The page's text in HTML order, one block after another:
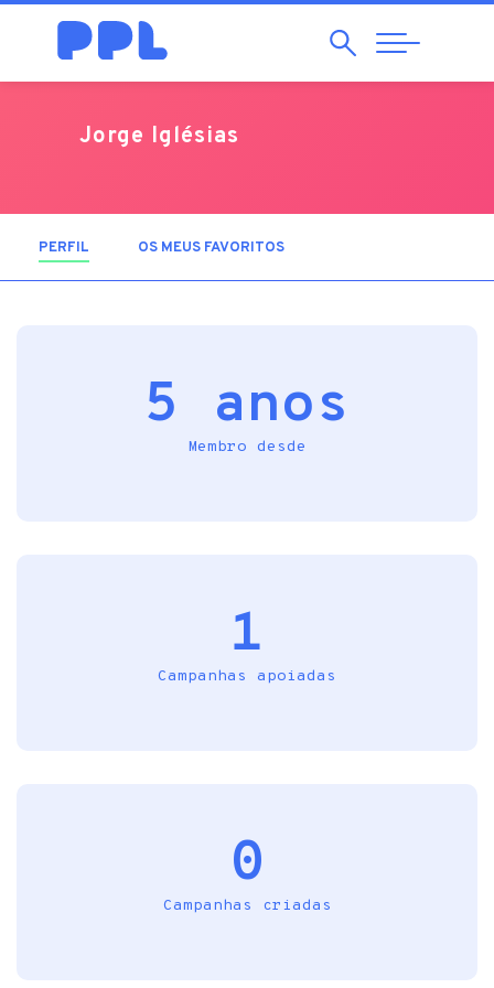
Pesquisar
Abrir
Navegação
Jorge Iglésias
PERFIL (SEPARADOR ATIVO)
OS MEUS FAVORITOS
5 anos
Membro desde
1
Campanhas apoiadas
0
Campanhas criadas